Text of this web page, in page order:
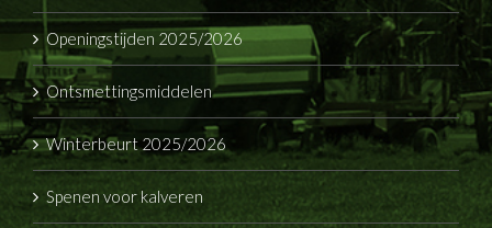
Openingstijden 2025/2026
Ontsmettingsmiddelen
Winterbeurt 2025/2026
Spenen voor kalveren